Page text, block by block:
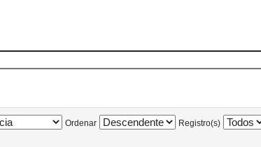
Ordenar Registro(s)